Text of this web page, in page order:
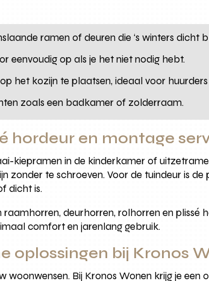
ramen of deuren die ‘s winters dicht
eenvoudig op als je het niet nodig hebt.
het kozijn te plaatsen, ideaal voor
zoals een badkamer of zolderraam.
hordeur en montage
kiepramen in de kinderkamer of
zonder te schroeven. Voor de tuindeur is
dicht is.
deurhorren, rolhorren en plissé
comfort en jarenlang gebruik.
oplossingen bij Kronos
Bij Kronos Wonen krijg je een